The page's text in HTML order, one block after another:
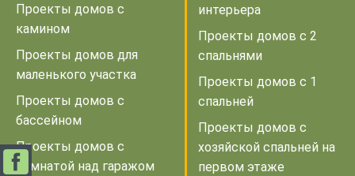
Проекты домов с
камином
Проекты домов для
маленького участка
Проекты домов с
бассейном
Проекты домов с
комнатой над гаражом
интерьера
Проекты домов с 2
спальнями
Проекты домов с 1
спальней
Проекты домов с
хозяйской спальней на
первом этаже